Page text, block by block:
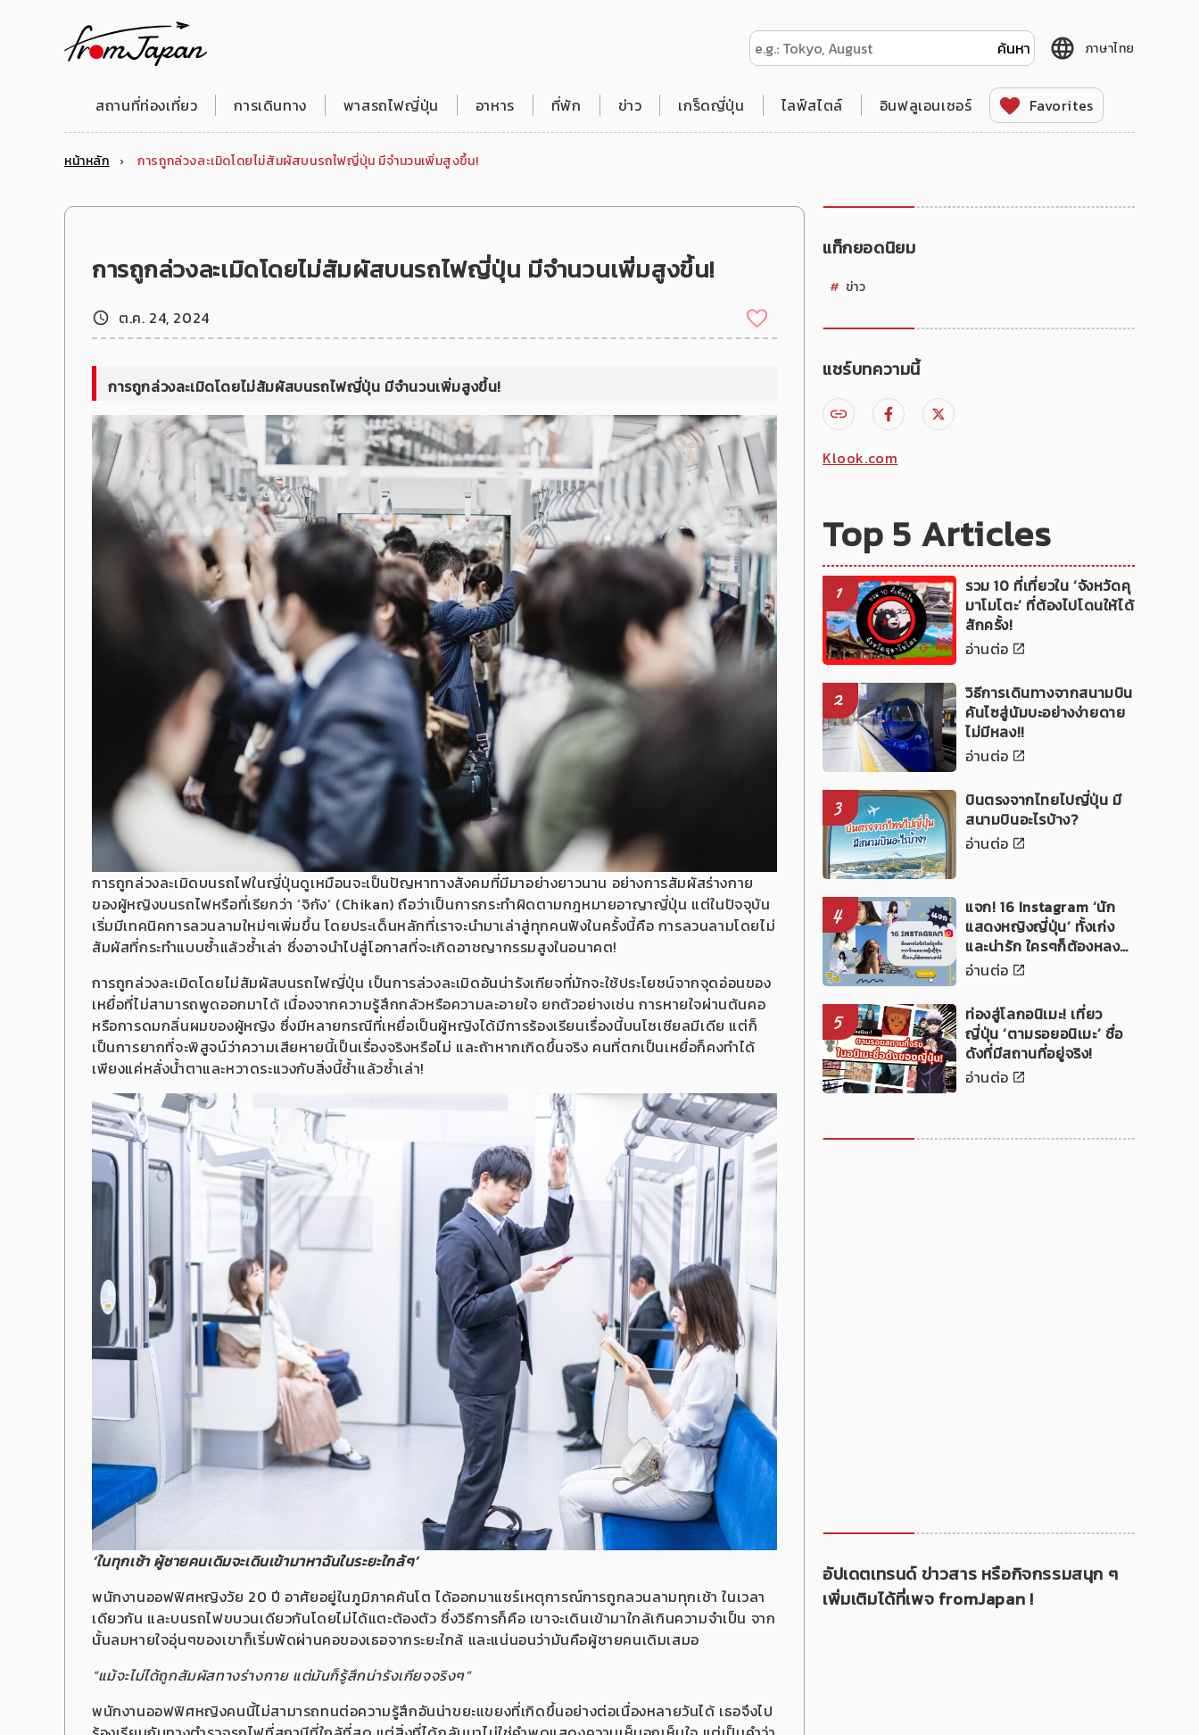
ภาษาไทย
สถานที่ท่องเที่ยว การเดินทาง พาสรถไฟญี่ปุ่น อาหาร ที่พัก ข่าว เกร็ดญี่ปุ่น ไลฟ์สไตล์ อินฟลูเอนเซอร์ Favorites
หน้าหลัก การถูกล่วงละเมิดโดยไม่สัมผัสบนรถไฟญี่ปุ่น มีจำนวนเพิ่มสูงขึ้น!
การถูกล่วงละเมิดโดยไม่สัมผัสบนรถไฟญี่ปุ่น มีจำนวนเพิ่มสูงขึ้น!
ต.ค. 24, 2024
การถูกล่วงละเมิดโดยไม่สัมผัสบนรถไฟญี่ปุ่น มีจำนวนเพิ่มสูงขึ้น!
การถูกล่วงละเมิดบนรถไฟในญี่ปุ่นดูเหมือนจะเป็นปัญหาทางสังคมที่มีมาอย่างยาวนาน อย่างการสัมผัสร่างกาย
ของผู้หญิงบนรถไฟหรือที่เรียกว่า ‘จิกัง’ (Chikan) ถือว่าเป็นการกระทำผิดตามกฎหมายอาญาญี่ปุ่น แต่ในปัจจุบัน
เริ่มมีเทคนิคการลวนลามใหม่ๆเพิ่มขึ้น โดยประเด็นหลักที่เราจะนำมาเล่าสู่ทุกคนฟังในครั้งนี้คือ การลวนลามโดยไม่
สัมผัสที่กระทำแบบซ้ำแล้วซ้ำเล่า ซึ่งอาจนำไปสู่โอกาสที่จะเกิดอาชญากรรมสูงในอนาคต!
การถูกล่วงละเมิดโดยไม่สัมผัสบนรถไฟญี่ปุ่น เป็นการล่วงละเมิดอันน่ารังเกียจที่มักจะใช้ประโยชน์จากจุดอ่อนของ
เหยื่อที่ไม่สามารถพูดออกมาได้ เนื่องจากความรู้สึกกลัวหรือความละอายใจ ยกตัวอย่างเช่น การหายใจผ่านต้นคอ
หรือการดมกลิ่นผมของผู้หญิง ซึ่งมีหลายกรณีที่เหยื่อเป็นผู้หญิงได้มีการร้องเรียนเรื่องนี้บนโซเซียลมีเดีย แต่ก็
เป็นการยากที่จะพิสูจน์ว่าความเสียหายนี้เป็นเรื่องจริงหรือไม่ และถ้าหากเกิดขึ้นจริง คนที่ตกเป็นเหยื่อก็คงทำได้
เพียงแค่หลั่งน้ำตาและหวาดระแวงกับสิ่งนี้ซ้ำแล้วซ้ำเล่า!
‘ในทุกเช้า ผู้ชายคนเดิมจะเดินเข้ามาหาฉันในระยะใกล้ๆ’
พนักงานออฟฟิศหญิงวัย 20 ปี อาศัยอยู่ในภูมิภาคคันโต ได้ออกมาแชร์เหตุการณ์การถูกลวนลามทุกเช้า ในเวลา
เดียวกัน และบนรถไฟขบวนเดียวกันโดยไม่ได้แตะต้องตัว ซึ่งวิธีการก็คือ เขาจะเดินเข้ามาใกล้เกินความจำเป็น จาก
นั้นลมหายใจอุ่นๆของเขาก็เริ่มพัดผ่านคอของเธอจากระยะใกล้ และแน่นอนว่ามันคือผู้ชายคนเดิมเสมอ
“แม้จะไม่ได้ถูกสัมผัสทางร่างกาย แต่มันก็รู้สึกน่ารังเกียจจริงๆ”
พนักงานออฟฟิศหญิงคนนี้ไม่สามารถทนต่อความรู้สึกอันน่าขยะแขยงที่เกิดขึ้นอย่างต่อเนื่องหลายวันได้ เธอจึงไป
แท็กยอดนิยม
ข่าว
แชร์บทความนี้
Klook.com
Top 5 Articles
1
รวม 10 ที่เที่ยวใน ‘จังหวัดคุ
มาโมโตะ’ ที่ต้องไปโดนให้ได้
สักครั้ง!
อ่านต่อ
2
วิธีการเดินทางจากสนามบิน
คันไซสู่นัมบะอย่างง่ายดาย
ไม่มีหลง!!
อ่านต่อ
3
บินตรงจากไทยไปญี่ปุ่น มี
สนามบินอะไรบ้าง?
อ่านต่อ
4
แจก! 16 Instagram ‘นัก
แสดงหญิงญี่ปุ่น’ ทั้งเก่ง
และน่ารัก ใครๆก็ต้องหลง
เสน่ห์!
อ่านต่อ
5
ท่องสู่โลกอนิเมะ! เที่ยว
ญี่ปุ่น ‘ตามรอยอนิเมะ’ ชื่อ
ดังที่มีสถานที่อยู่จริง!
อ่านต่อ
อัปเดตเทรนด์ ข่าวสาร หรือกิจกรรมสนุก ๆ
เพิ่มเติมได้ที่เพจ fromJapan !